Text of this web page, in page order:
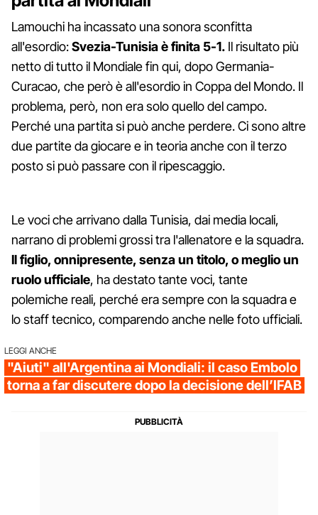
Lamouchi ha incassato una sonora sconfitta
all'esordio:Svezia-Tunisia è finita 5-1. Il risultato più
netto di tutto il Mondiale fin qui, dopo Germania-
Curacao, che però è all'esordio in Coppa del Mondo. Il
problema, però, non era solo quello del campo.
Perché una partita si può anche perdere. Ci sono altre
due partite da giocare e in teoria anche con il terzo
posto si può passare con il ripescaggio.
Le voci che arrivano dalla Tunisia, dai media locali,
narrano di problemi grossi tra l'allenatore e la squadra.
Il figlio, onnipresente, senza un titolo, o meglio un
ruolo ufficiale, ha destato tante voci, tante
polemiche reali, perché era sempre con la squadra e
lo staff tecnico, comparendo anche nelle foto ufficiali.
LEGGI ANCHE
"Aiuti" all'Argentina ai Mondiali: il caso Embolo
torna a far discutere dopo la decisione dell’IFAB